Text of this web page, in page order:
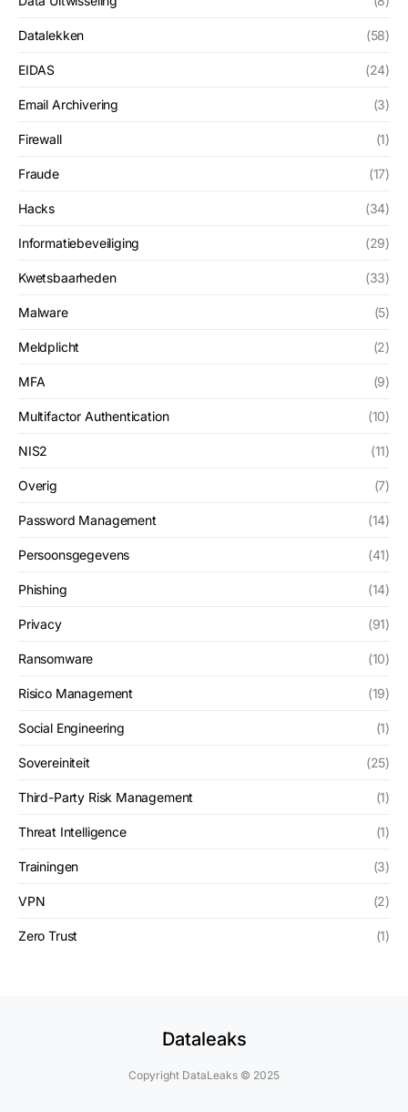
Datalekken (58)
EIDAS (24)
Email Archivering (3)
Firewall (1)
Fraude (17)
Hacks (34)
Informatiebeveiliging (29)
Kwetsbaarheden (33)
Malware (5)
Meldplicht (2)
MFA (9)
Multifactor Authentication (10)
NIS2 (11)
Overig (7)
Password Management (14)
Persoonsgegevens (41)
Phishing (14)
Privacy (91)
Ransomware (10)
Risico Management (19)
Social Engineering (1)
Sovereiniteit (25)
Third-Party Risk Management (1)
Threat Intelligence (1)
Trainingen (3)
VPN (2)
Zero Trust (1)
Dataleaks
Copyright DataLeaks © 2025